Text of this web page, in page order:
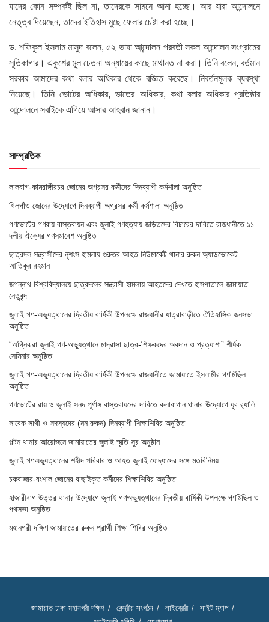
যাদের কোন সম্পর্কই ছিল না, তাদেরকে সামনে আনা হচ্ছে। আর যারা আন্দোলনে
নেতৃত্ব দিয়েছেন, তাদের ইতিহাস মুছে ফেলার চেষ্টা করা হচ্ছে।
ড. শফিকুল ইসলাম মাসুদ বলেন, ৫২ ভাষা আন্দোলন পরবর্তী সকল আন্দোলন সংগ্রামের
সূতিকাগার। একুশের মূল চেতনা অন্যায়ের কাছে মাথানত না করা। তিনি বলেন, বর্তমান
সরকার আমাদের কথা বলার অধিকার থেকে বজ্ঞিত করেছে। নিবর্তনমূলক ব্যবস্থা
নিয়েছে। তিনি ভোটের অধিকার, ভাতের অধিকার, কথা বলার অধিকার প্রতিষ্ঠার
আন্দোলনে সবাইকে এগিয়ে আসার আহবান জানান।
সাম্প্রতিক
লালবাগ-কামরাঙ্গীরচর জোনের অগ্রসর কর্মীদের দিনব্যাপী কর্মশালা অনুষ্ঠিত
খিলগাঁও জোনের উদ্যোগে দিনব্যাপী অগ্রসর কর্মী কর্মশালা অনুষ্ঠিত
গণভোটের গণরায় বাস্তবায়ন এবং জুলাই গণহত্যায় জড়িতদের বিচারের দাবিতে রাজধানীতে ১১
দলীয় ঐক্যের গণসমাবেশ অনুষ্ঠিত
ছাত্রদল সন্ত্রাসীদের নৃশংস হামলায় গুরুতর আহত নিউমার্কেট থানার রুকন অ্যাডভোকেট
আতিকুর রহমান
জগন্নাথ বিশ্ববিদ্যালয়ে ছাত্রদলের সন্ত্রাসী হামলায় আহতদের দেখতে হাসপাতালে জামায়াত
নেতৃবৃন্দ
জুলাই গণ-অভ্যুত্থানের দ্বিতীয় বার্ষিকী উপলক্ষে রাজধানীর যাত্রাবাড়ীতে ঐতিহাসিক জনসভা
অনুষ্ঠিত
“অগ্নিঝরা জুলাই গণ-অভ্যুত্থানে মাদ্রাসা ছাত্র-শিক্ষকদের অবদান ও প্রত্যাশা” শীর্ষক
সেমিনার অনুষ্ঠিত
জুলাই গণ-অভ্যুত্থানের দ্বিতীয় বার্ষিকী উপলক্ষে রাজধানীতে জামায়াতে ইসলামীর গণমিছিল
অনুষ্ঠিত
গণভোটের রায় ও জুলাই সনদ পূর্ণাঙ্গ বাস্তবায়নের দাবিতে কলাবাগান থানার উদ্যোগে যুব র‌্যালি
সাবেক সাথী ও সদস্যদের (নন রুকন) দিনব্যাপী শিক্ষাশিবির অনুষ্ঠিত
পল্টন থানার আয়োজনে জামায়াতের জুলাই স্মৃতি সুর অনুষ্ঠান
জুলাই গণঅভ্যুত্থানের শহীদ পরিবার ও আহত জুলাই যোদ্ধাদের সঙ্গে মতবিনিময়
চকবাজার-বংশাল জোনের বাছাইকৃত কর্মীদের শিক্ষাশিবির অনুষ্ঠিত
হাজারীবাগ উত্তর থানার উদ্যোগে জুলাই গণঅভ্যুত্থানের দ্বিতীয় বার্ষিকী উপলক্ষে গণমিছিল ও
পথসভা অনুষ্ঠিত
মহানগরী দক্ষিণ জামায়াতের রুকন প্রার্থী শিক্ষা শিবির অনুষ্ঠিত
জামায়াত ঢাকা মহানগরী দক্ষিণ কেন্দ্রীয় সংগঠন লাইব্রেরী
সাইট ম্যাপ